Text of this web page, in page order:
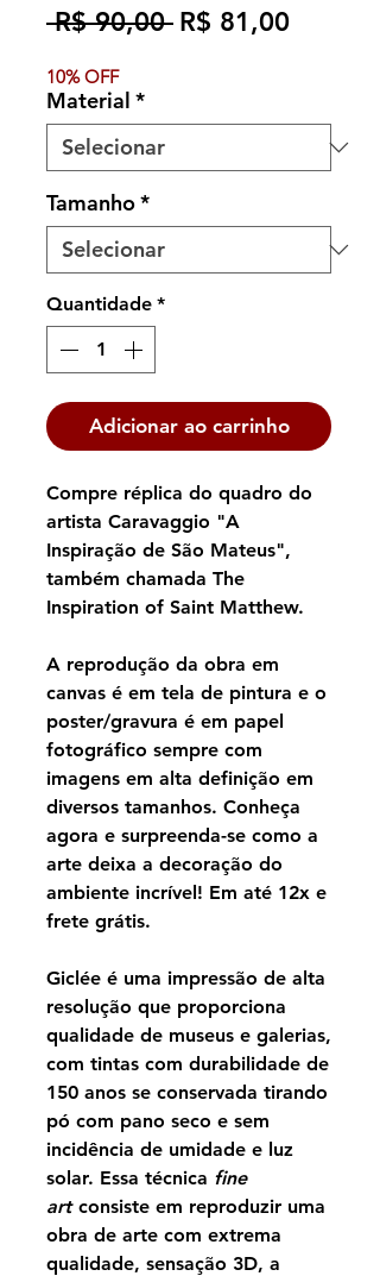
R$ 90,00 Preço
R$ 81,00Preço
10% OFF
Material *
Tamanho*
Quantidade *
Adicionar ao carrinho
Compre réplica do quadro do
artista Caravaggio "A
Inspiração de São Mateus",
também chamada The
Inspiration of Saint Matthew.
A reprodução da obra em
canvas é em tela de pintura e o
poster/gravura é em papel
fotográfico sempre com
imagens em alta definição em
diversos tamanhos. Conheça
agora e surpreenda-se como a
arte deixa a decoração do
ambiente incrível! Em até 12x e
frete grátis.
Giclée é uma impressão de alta
resolução que proporciona
qualidade de museus e galerias,
com tintas com durabilidade de
150 anos se conservada tirando
pó com pano seco e sem
incidência de umidade e luz
solar. Essa técnica fine
artconsiste em reproduzir uma
obra de arte com extrema
qualidade, sensação 3D, a